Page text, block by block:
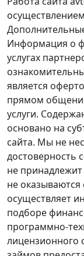
Информация о
услугах
является
прямом
услуги.
основано на
сайта. Мы не
достоверность
не
не оказываются
осуществляет
подборе
программно-
лицензионного